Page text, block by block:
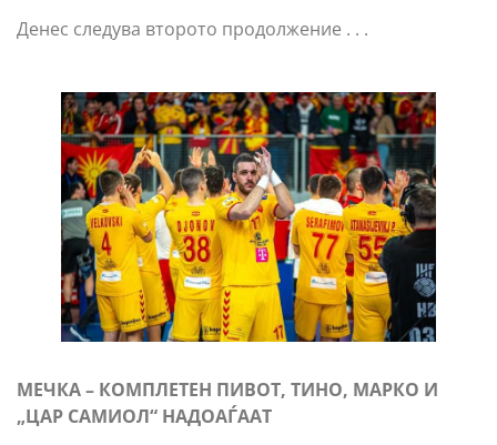
Денес следува второто продолжение . . .
МЕЧКА – КОМПЛЕТЕН ПИВОТ, ТИНО, МАРКО И
„ЦАР САМИОЛ“ НАДОАЃААТ